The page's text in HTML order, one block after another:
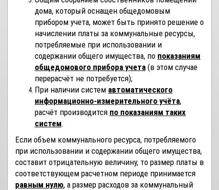
дома, который оснащен общедомовым
прибором учета, может быть принято решение о
начислении платы за коммунальные ресурсы,
потребляемые при использовании и
содержании общего имущества, по показаниям
общедомового прибора учета (в этом случае
перерасчёт не потребуется);
При наличии систем автоматического
информационно-измерительного учёта,
расчёт производится по показаниям таких
систем.
Если объем коммунального ресурса, потребляемого
при использовании и содержании общего имущества,
составит отрицательную величину, то размер платы в
соответствующем расчетном периоде принимается
равным нулю, а размер расходов за коммунальный